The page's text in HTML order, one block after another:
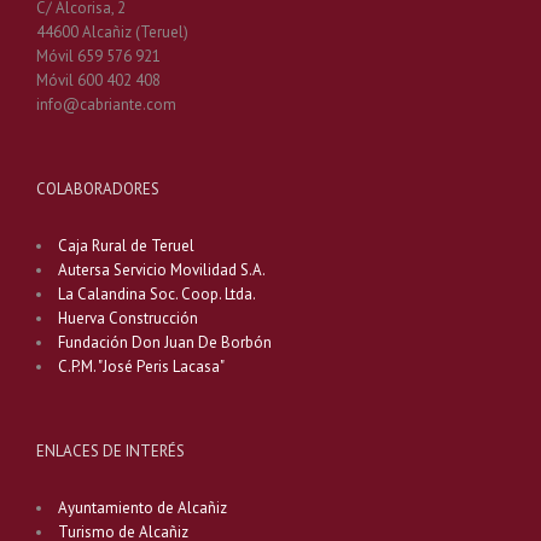
C/ Alcorisa, 2
44600 Alcañiz (Teruel)
Móvil 659 576 921
Móvil 600 402 408
info@cabriante.com
COLABORADORES
Caja Rural de Teruel
Autersa Servicio Movilidad S.A.
La Calandina Soc. Coop. Ltda.
Huerva Construcción
Fundación Don Juan De Borbón
C.P.M. "José Peris Lacasa"
ENLACES DE INTERÉS
Ayuntamiento de Alcañiz
Turismo de Alcañiz